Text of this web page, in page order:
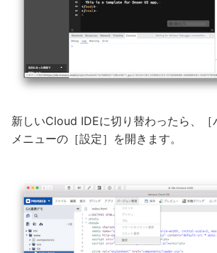
新しいCloud IDEに切り替わったら、［
メニューの［設定］を開きます。